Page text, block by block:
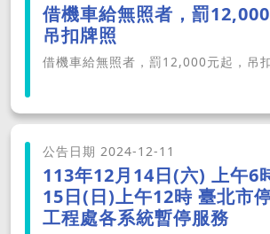
借機車給無照者，罰12,000
吊扣牌照
借機車給無照者，罰12,000元起，吊
公告日期 2024-12-11
113年12月14日(六) 上午6
15日(日)上午12時 臺北市
工程處各系統暫停服務